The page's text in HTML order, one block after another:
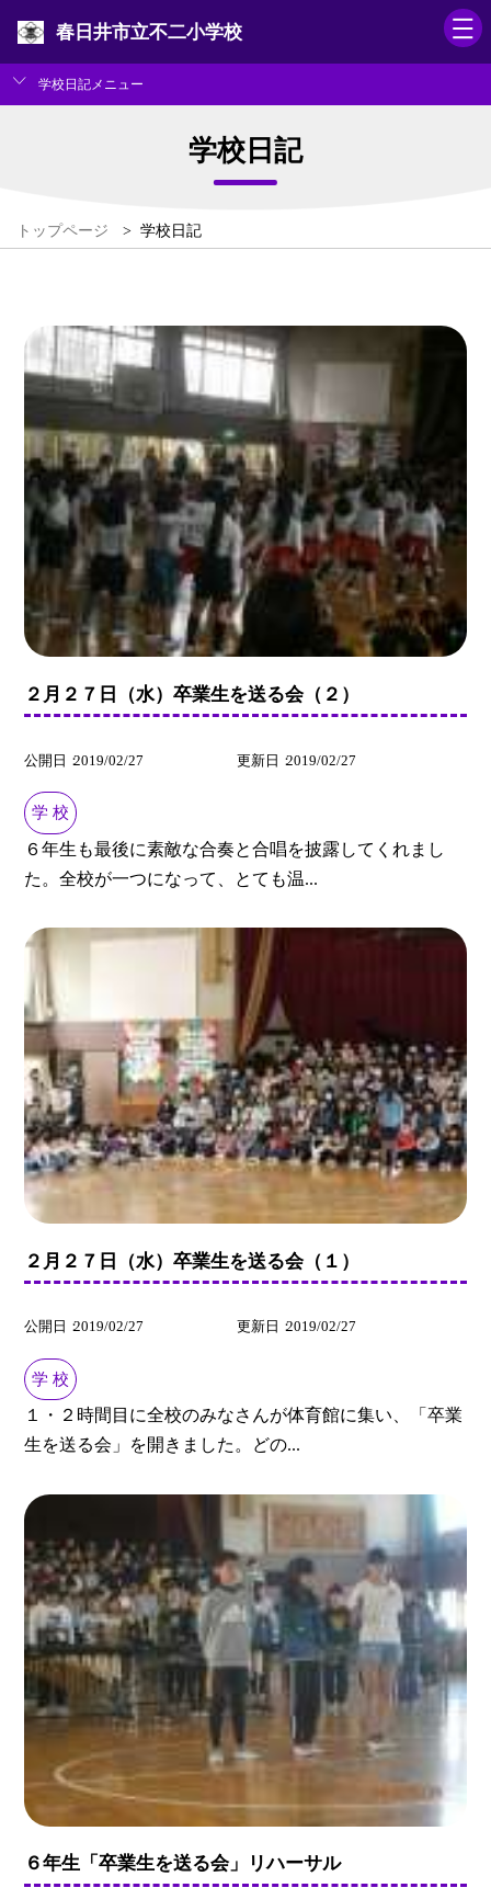
春日井市立不二小学校
学校日記メニュー
学校日記
トップページ > 学校日記
２月２７日（水）卒業生を送る会（２）
公開日 2019/02/27 更新日 2019/02/27
学 校
６年生も最後に素敵な合奏と合唱を披露してくれまし
た。全校が一つになって、とても温...
２月２７日（水）卒業生を送る会（１）
公開日 2019/02/27 更新日 2019/02/27
学 校
１・２時間目に全校のみなさんが体育館に集い、「卒業
生を送る会」を開きました。どの...
６年生「卒業生を送る会」リハーサル